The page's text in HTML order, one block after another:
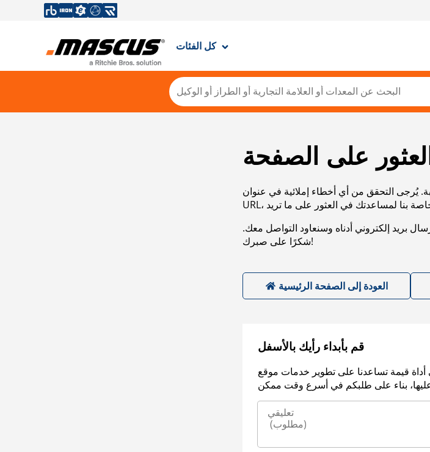
كل الفئات
على الصفحة
يُرجى التحقق من أي أخطاء إملائية في عنوان
بريد إلكتروني أدناه وسنعاود التواصل معك.
شكرًا على صبرك!
العودة إلى الصفحة الرئيسية
قم بأبداء رأيك بالأسفل
أداة قيمة تساعدنا على تطوير خدمات موقع